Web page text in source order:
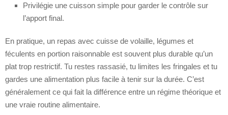
Privilégie une cuisson simple pour garder le contrôle sur
l’apport final.
En pratique, un repas avec cuisse de volaille, légumes et
féculents en portion raisonnable est souvent plus durable qu’un
plat trop restrictif. Tu restes rassasié, tu limites les fringales et tu
gardes une alimentation plus facile à tenir sur la durée. C’est
généralement ce qui fait la différence entre un régime théorique et
une vraie routine alimentaire.